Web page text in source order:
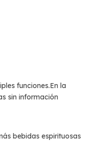
funciones.En la
sin información
bebidas espirituosas